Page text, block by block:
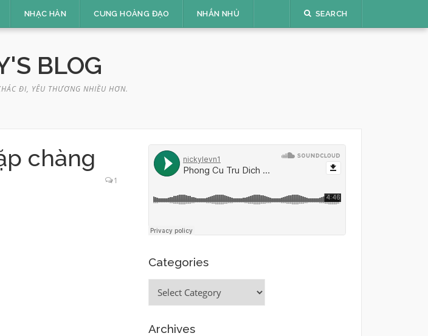
NHẠC HÀN CUNG HOÀNG ĐẠO NHẮN NHỦ SEARCH
BLOG
ĐI, YÊU THƯƠNG NHIỀU HƠN.
chàng
1
Categories
Categories
Archives